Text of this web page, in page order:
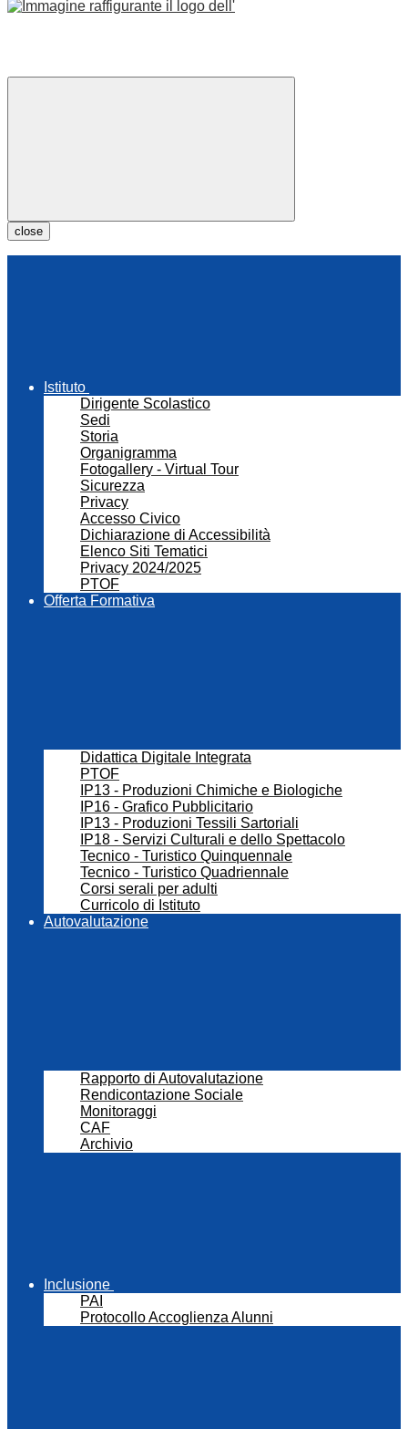
close
Istituto
Dirigente Scolastico
Sedi
Storia
Organigramma
Fotogallery - Virtual Tour
Sicurezza
Privacy
Accesso Civico
Dichiarazione di Accessibilità
Elenco Siti Tematici
Privacy 2024/2025
PTOF
Offerta Formativa
Didattica Digitale Integrata
PTOF
IP13 - Produzioni Chimiche e Biologiche
IP16 - Grafico Pubblicitario
IP13 - Produzioni Tessili Sartoriali
IP18 - Servizi Culturali e dello Spettacolo
Tecnico - Turistico Quinquennale
Tecnico - Turistico Quadriennale
Corsi serali per adulti
Curricolo di Istituto
Autovalutazione
Rapporto di Autovalutazione
Rendicontazione Sociale
Monitoraggi
CAF
Archivio
Inclusione
PAI
Protocollo Accoglienza Alunni